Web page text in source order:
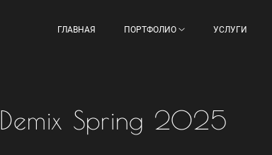
ГЛАВНАЯ ПОРТФОЛИО УСЛУГИ
Demix Spring 2025